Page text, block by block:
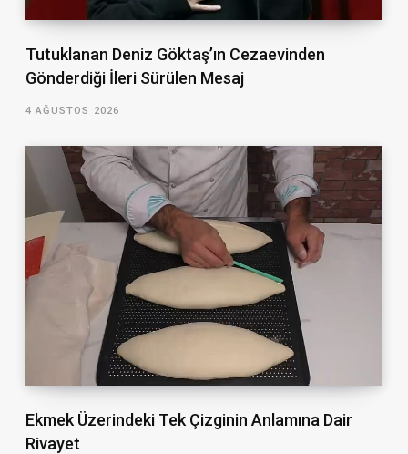
Tutuklanan Deniz Göktaş’ın Cezaevinden
Gönderdiği İleri Sürülen Mesaj
4 AĞUSTOS 2026
Ekmek Üzerindeki Tek Çizginin Anlamına Dair
Rivayet